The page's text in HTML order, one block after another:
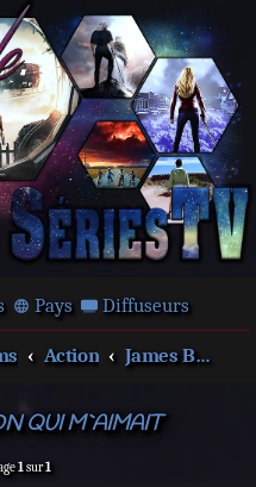
Pays Diffuseurs
Action James Bond
QUI M`AIMAIT
1sur1